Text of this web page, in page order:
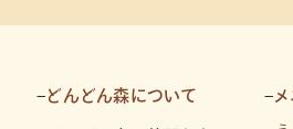
– どんどん森について –